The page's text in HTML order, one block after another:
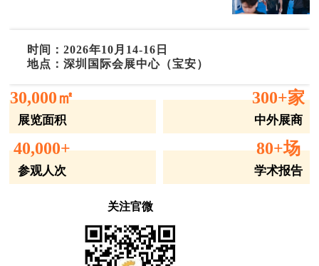
时间：2026年10月14-16日
地点：深圳国际会展中心（宝安）
30,000㎡
展览面积
300+家
中外展商
40,000+
参观人次
80+场
学术报告
关注官微